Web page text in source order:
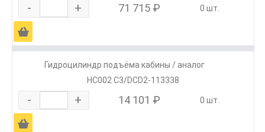
- + 71 715 ₽ 0 шт.
Ä
Гидроцилиндр подъёма кабины / аналог
HC002 C3/DCD2-113338
- + 14 101 ₽ 0 шт.
Ä